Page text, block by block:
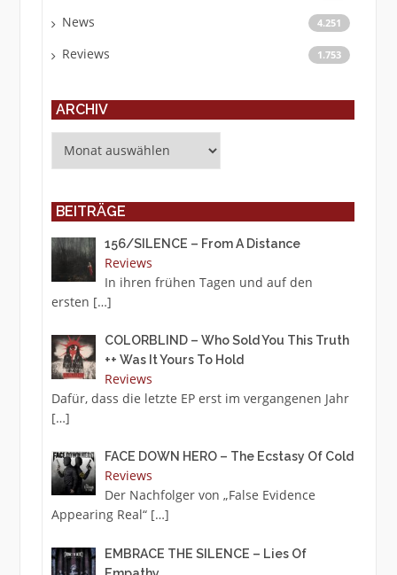
News 4.251
Reviews 1.753
ARCHIV
BEITRÄGE
156/SILENCE – From A Distance
Reviews
In ihren frühen Tagen und auf den
ersten […]
COLORBLIND – Who Sold You This Truth
++ Was It Yours To Hold
Reviews
Dafür, dass die letzte EP erst im vergangenen Jahr
[…]
FACE DOWN HERO – The Ecstasy Of Cold
Reviews
Der Nachfolger von „False Evidence
Appearing Real“ […]
EMBRACE THE SILENCE – Lies Of